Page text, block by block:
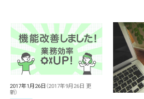
2017年1月26日 （2017年9月26日 更
新）